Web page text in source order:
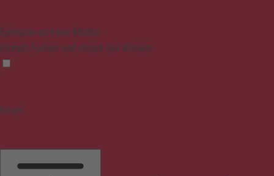
Epilepsie-sicherer Modus
Dämpft Farben und stoppt das Blinken
Inhalt